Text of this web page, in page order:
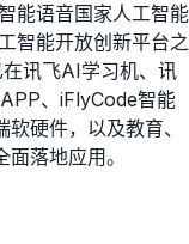
能语音国家人工智能
智能开放创新平台之
讯飞AI学习机、讯
、iFlyCode智能
硬件，以及教育、
落地应用。